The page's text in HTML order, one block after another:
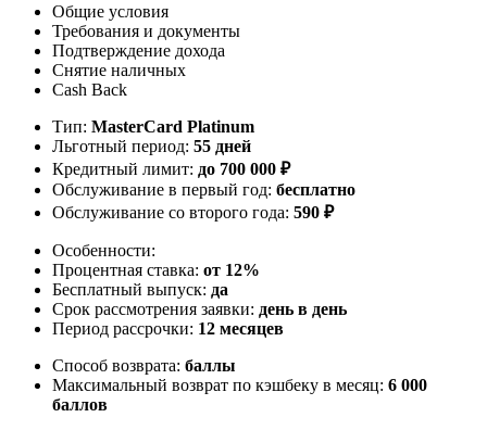
Общие условия
Требования и документы
Подтверждение дохода
Снятие наличных
Cash Back
Тип: MasterСard Platinum
Льготный период: 55 дней
Кредитный лимит: до 700 000 ₽
Обслуживание в первый год: бесплатно
Обслуживание со второго года: 590 ₽
Особенности:
Процентная ставка: от 12%
Бесплатный выпуск: да
Срок рассмотрения заявки: день в день
Период рассрочки: 12 месяцев
Способ возврата: баллы
Максимальный возврат по кэшбеку в месяц: 6 000
баллов